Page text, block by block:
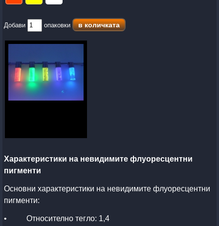
Добави опаковки
Характеристики на невидимите флуоресцентни
пигменти
Основни характеристики на невидимите флуоресцентни
пигменти:
• Относително тегло: 1,4